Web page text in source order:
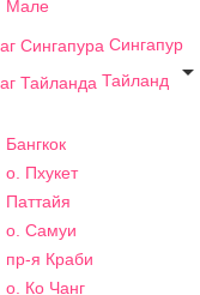
Мале
Сингапур
Тайланд

Бангкок
о. Пхукет
Паттайя
о. Самуи
пр-я Краби
о. Ко Чанг